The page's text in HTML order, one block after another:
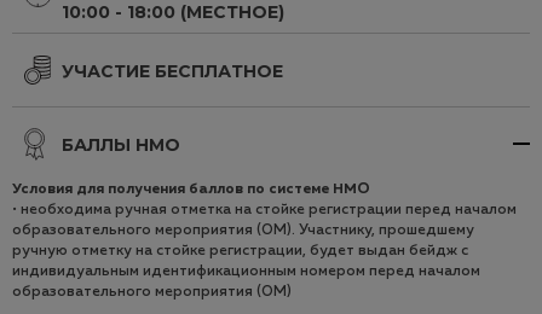
10:00 - 18:00 (МЕСТНОЕ)
УЧАСТИЕ БЕСПЛАТНОЕ
БАЛЛЫ НМО
Условия для получения баллов по системе НМO
• необходима ручная отметка на стойке регистрации перед началом
образовательного мероприятия (ОМ). Участнику, прошедшему
ручную отметку на стойке регистрации, будет выдан бейдж с
индивидуальным идентификационным номером перед началом
образовательного мероприятия (ОМ)